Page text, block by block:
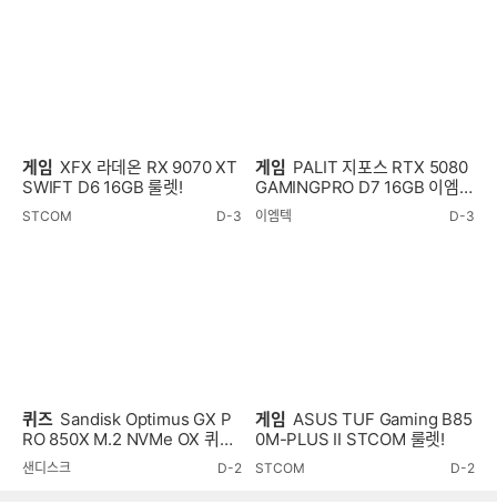
게임 XFX 라데온 RX 9070 XT
SWIFT D6 16GB 룰렛!
STCOM D-3
게임 PALIT 지포스 RTX 5080
GAMINGPRO D7 16GB 이엠텍
룰렛!
이엠텍 D-3
퀴즈 Sandisk Optimus GX P
RO 850X M.2 NVMe OX 퀴즈
이벤트!
샌디스크 D-2
게임 ASUS TUF Gaming B85
0M-PLUS II STCOM 룰렛!
STCOM D-2